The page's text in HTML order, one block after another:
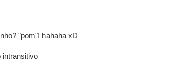
"pom"! hahaha xD
intransitivo